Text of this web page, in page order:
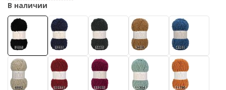
В наличии